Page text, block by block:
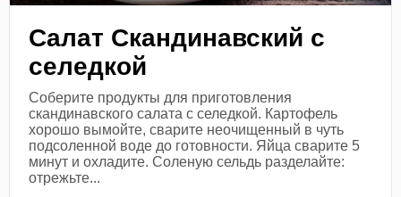
Салат Скандинавский с
селедкой
Соберите продукты для приготовления
скандинавского салата с селедкой. Картофель
хорошо вымойте, сварите неочищенный в чуть
подсоленной воде до готовности. Яйца сварите 5
минут и охладите. Соленую сельдь разделайте:
отрежьте...